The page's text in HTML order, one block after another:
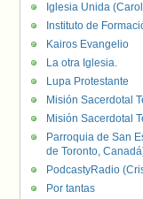
Iglesia Unida
Instituto de
Kairos Evangelio
La otra Iglesia.
Lupa Protestante
Misión Sacerdotal
Misión Sacerdotal
Parroquia de San
de Toronto,
PodcastyRadio
Por tantas